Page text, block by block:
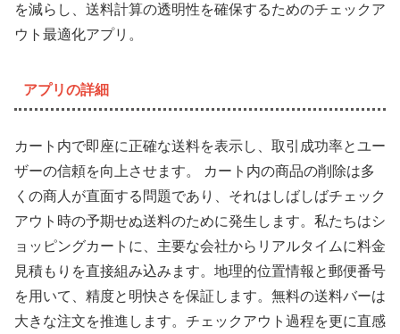
を減らし、送料計算の透明性を確保するためのチェックア
ウト最適化アプリ。
アプリの詳細
カート内で即座に正確な送料を表示し、取引成功率とユー
ザーの信頼を向上させます。 カート内の商品の削除は多
くの商人が直面する問題であり、それはしばしばチェック
アウト時の予期せぬ送料のために発生します。私たちはシ
ョッピングカートに、主要な会社からリアルタイムに料金
見積もりを直接組み込みます。地理的位置情報と郵便番号
を用いて、精度と明快さを保証します。無料の送料バーは
大きな注文を推進します。チェックアウト過程を更に直感